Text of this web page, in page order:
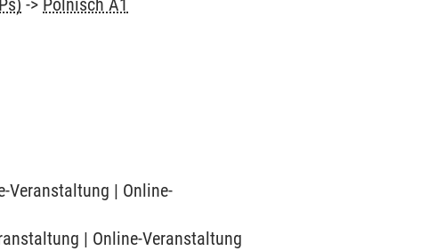
-> Polnisch A1
Veranstaltung | Online-
| Online-Veranstaltung